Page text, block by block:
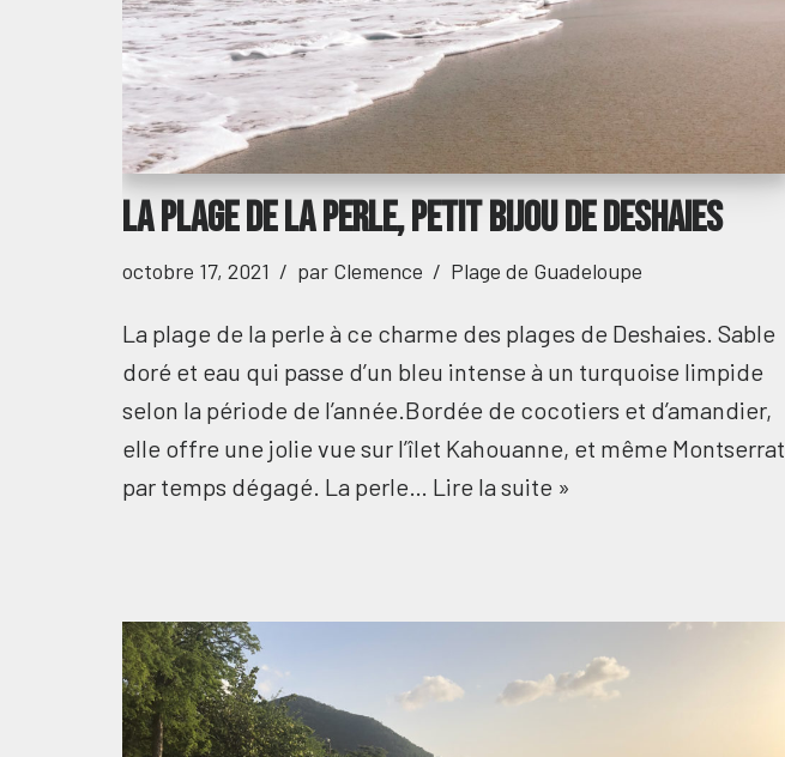
La Plage de la Perle, petit bijou de Deshaies
octobre 17, 2021 par Clemence Plage de Guadeloupe
La plage de la perle à ce charme des plages de Deshaies. Sable
doré et eau qui passe d’un bleu intense à un turquoise limpide
selon la période de l’année.Bordée de cocotiers et d’amandier,
elle offre une jolie vue sur l’îlet Kahouanne, et même Montserrat
par temps dégagé. La perle… Lire la suite »